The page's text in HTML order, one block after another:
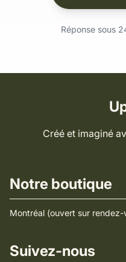
Réponse sous
Créé et imaginé
Notre boutique
Montréal (ouvert sur rendez-
Suivez-nous